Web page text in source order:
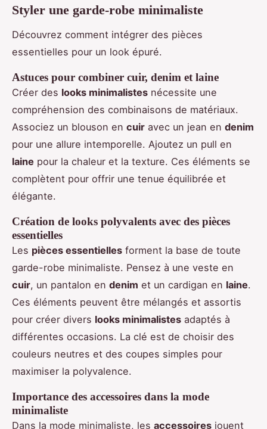
Styler une garde-robe minimaliste
Découvrez comment intégrer des pièces
essentielles pour un look épuré.
Astuces pour combiner cuir, denim et laine
Créer des looks minimalistes nécessite une
compréhension des combinaisons de matériaux.
Associez un blouson en cuir avec un jean en denim
pour une allure intemporelle. Ajoutez un pull en
laine pour la chaleur et la texture. Ces éléments se
complètent pour offrir une tenue équilibrée et
élégante.
Création de looks polyvalents avec des pièces
essentielles
Les pièces essentielles forment la base de toute
garde-robe minimaliste. Pensez à une veste en
cuir, un pantalon en denim et un cardigan en laine.
Ces éléments peuvent être mélangés et assortis
pour créer divers looks minimalistes adaptés à
différentes occasions. La clé est de choisir des
couleurs neutres et des coupes simples pour
maximiser la polyvalence.
Importance des accessoires dans la mode
minimaliste
Dans la mode minimaliste, les accessoires jouent